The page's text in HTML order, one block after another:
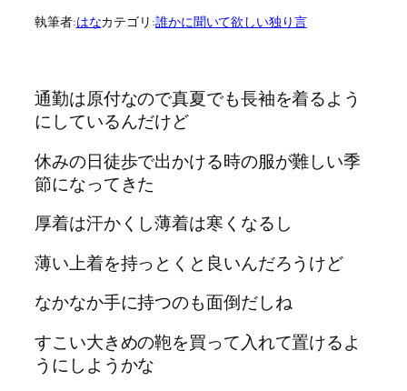
執筆者:はなカテゴリ:誰かに聞いて欲しい独り言
通勤は原付なので真夏でも長袖を着るよう
にしているんだけど
休みの日徒歩で出かける時の服が難しい季
節になってきた
厚着は汗かくし薄着は寒くなるし
薄い上着を持っとくと良いんだろうけど
なかなか手に持つのも面倒だしね
すこい大きめの鞄を買って入れて置けるよ
うにしようかな